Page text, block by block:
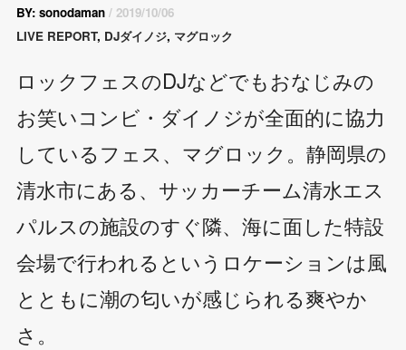
BY: sonodaman/ 2019/10/06
LIVE REPORT, DJダイノジ, マグロック
ロックフェスのDJなどでもおなじみの
お笑いコンビ・ダイノジが全面的に協力
しているフェス、マグロック。静岡県の
清水市にある、サッカーチーム清水エス
パルスの施設のすぐ隣、海に面した特設
会場で行われるというロケーションは風
とともに潮の匂いが感じられる爽やか
さ。